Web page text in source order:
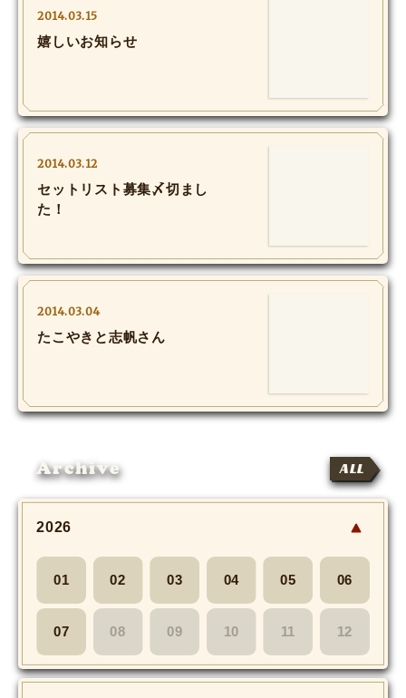
2014.03.15
嬉しいお知らせ
2014.03.12
セットリスト募集〆切まし
た！
2014.03.04
たこやきと志帆さん
Archive ALL
2026
01 02 03 04 05 06
07 08 09 10 11 12
DOWNLOAD